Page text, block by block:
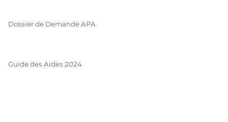
Dossier de Demande APA
Guide des Aides 2024